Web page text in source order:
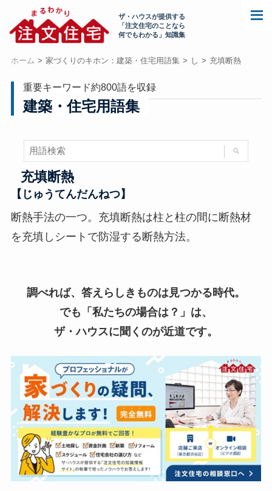
ザ・ハウスが提供する
「注文住宅のことなら
何でもわかる」知識集
ホーム 家づくりのキホン：建築・住宅用語集 し 充填断熱
重要キーワード約800語を収録
建築・住宅用語集
充填断熱
【じゅうてんだんねつ】
断熱手法の一つ。充填断熱は柱と柱の間に断熱材
を充填しシートで防湿する断熱方法。
調べれば、答えらしきものは見つかる時代。
でも「私たちの場合は？」は、
ザ・ハウスに聞くのが近道です。